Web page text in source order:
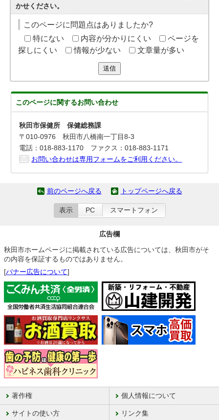
かせください。
このページに問題点はありましたか?
特にない
内容が分かりにくい
ページを
探しにくい
情報が少ない 文章量が多い
送信
このページに関するお問い合わせ
秋田市保健所 保健総務課
〒010-0976 秋田市八橋南一丁目8-3
電話：018-883-1170 ファクス：018-883-1171
お問い合わせは専用フォームをご利用ください。
前のページへ戻る トップページへ戻る
表示 PC スマートフォン
広告欄
秋田市ホームページに掲載されている広告については、秋田市がそ
の内容を保証するものではありません。
[バナー広告について]
著作権 個人情報について
サイトの使い方 リンク集